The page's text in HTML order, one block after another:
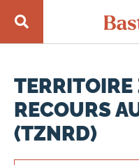
RECOURS
(TZNRD)